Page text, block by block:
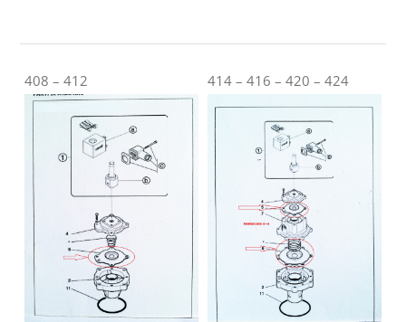
408 – 412 414 – 416 – 420 – 424